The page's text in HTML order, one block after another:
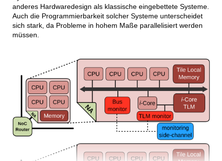
anderes Hardwaredesign als klassische eingebettete Systeme.
Auch die Programmierbarkeit solcher Systeme unterscheidet
sich stark, da Probleme in hohem Maße parallelisiert werden
müssen.